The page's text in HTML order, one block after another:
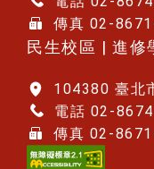
傳真 02-
民生校區 | 進修
104380 臺北
電話 02-
傳真 02-